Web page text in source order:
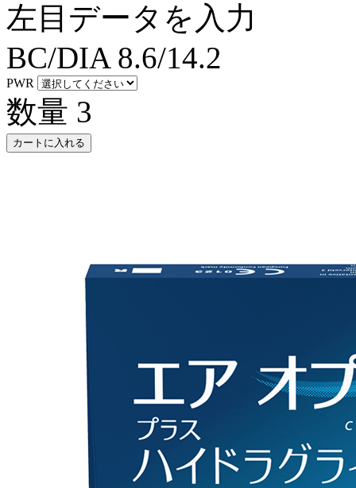
左目データを入力
BC/DIA 8.6/14.2
PWR
数量 3
カートに入れる